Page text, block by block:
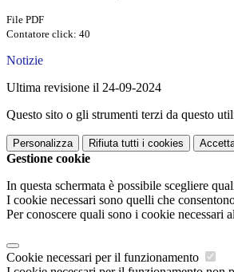
File PDF
Contatore click: 40
Notizie
Ultima revisione il 24-09-2024
Questo sito o gli strumenti terzi da questo
Personalizza Rifiuta tutti i cookies
Gestione cookie
In questa schermata è possibile scegliere
I cookie necessari sono quelli che
Per conoscere quali sono i cookie necessari
Cookie necessari per il funzionamento